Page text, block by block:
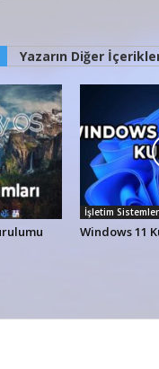
Yazarın Diğer
İşletim
Windows 11